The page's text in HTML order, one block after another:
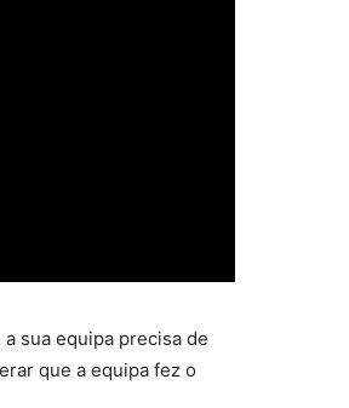
a sua equipa precisa de
que a equipa fez o